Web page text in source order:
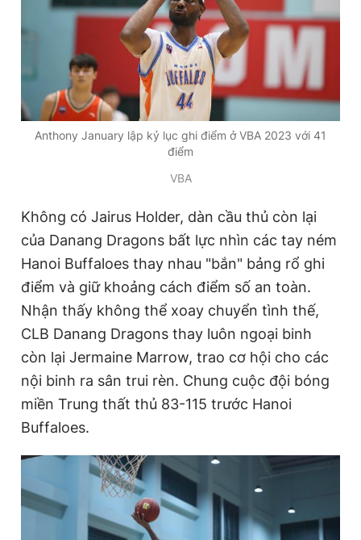
Anthony January lập kỷ lục ghi điểm ở VBA 2023 với 41
điểm
VBA
Không có Jairus Holder, dàn cầu thủ còn lại
của Danang Dragons bất lực nhìn các tay ném
Hanoi Buffaloes thay nhau "bắn" bảng rổ ghi
điểm và giữ khoảng cách điểm số an toàn.
Nhận thấy không thể xoay chuyển tình thế,
CLB Danang Dragons thay luôn ngoại binh
còn lại Jermaine Marrow, trao cơ hội cho các
nội binh ra sân trui rèn. Chung cuộc đội bóng
miền Trung thất thủ 83-115 trước Hanoi
Buffaloes.